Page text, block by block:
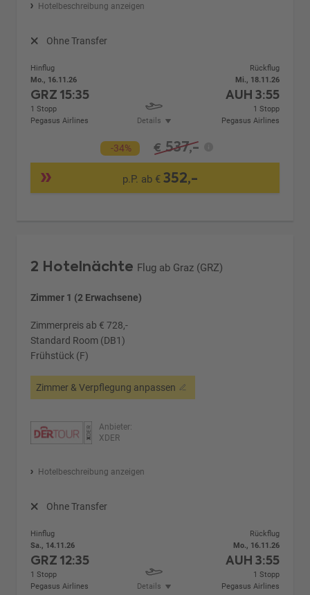
Hotelbeschreibung anzeigen
Ohne Transfer
Hinflug
Mo., 16.11.26
GRZ15:35
1 Stopp
Pegasus Airlines
Details
Rückflug
Mi., 18.11.26
AUH 3:55
1 Stopp
Pegasus Airlines
-34% € 537,-
p.P. ab € 352,-
2 Hotelnächte Flug ab Graz (GRZ)
Zimmer 1 (2 Erwachsene)
Zimmerpreis ab € 728,-
Standard Room (DB1)
Frühstück (F)
Zimmer & Verpflegung anpassen
Anbieter:
XDER
Hotelbeschreibung anzeigen
Ohne Transfer
Hinflug
Sa., 14.11.26
GRZ12:35
1 Stopp
Pegasus Airlines
Details
Rückflug
Mo., 16.11.26
AUH 3:55
1 Stopp
Pegasus Airlines